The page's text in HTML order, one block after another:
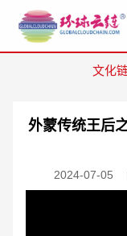
文化
外蒙传统王后
2024-07-05